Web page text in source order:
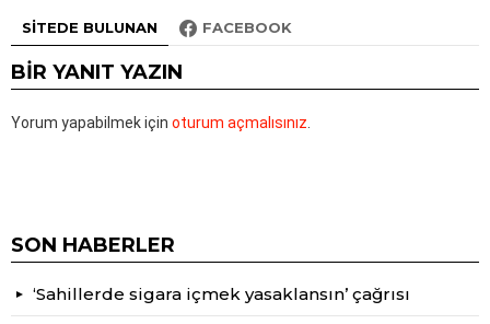
SITEDE BULUNAN FACEBOOK
BIR YANIT YAZIN
Yorum yapabilmek için oturum açmalısınız
SON HABERLER
‘Sahillerde sigara içmek yasaklansın’ çağrısı